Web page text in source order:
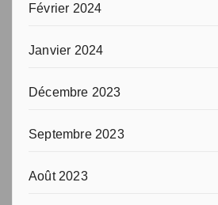
Février 2024
Janvier 2024
Décembre 2023
Septembre 2023
Août 2023